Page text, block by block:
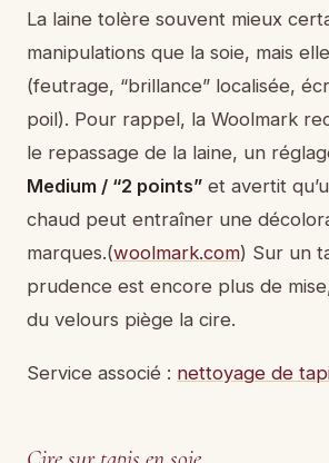
La laine tolère souvent mieux
manipulations que la soie, mais
(feutrage, “brillance” localisée,
poil). Pour rappel, la Woolmark
le repassage de la laine, un
Medium / “2 points” et avertit
chaud peut entraîner une
marques.(woolmark.com) Sur un
prudence est encore plus de
du velours piège la cire.
Service associé : nettoyage de